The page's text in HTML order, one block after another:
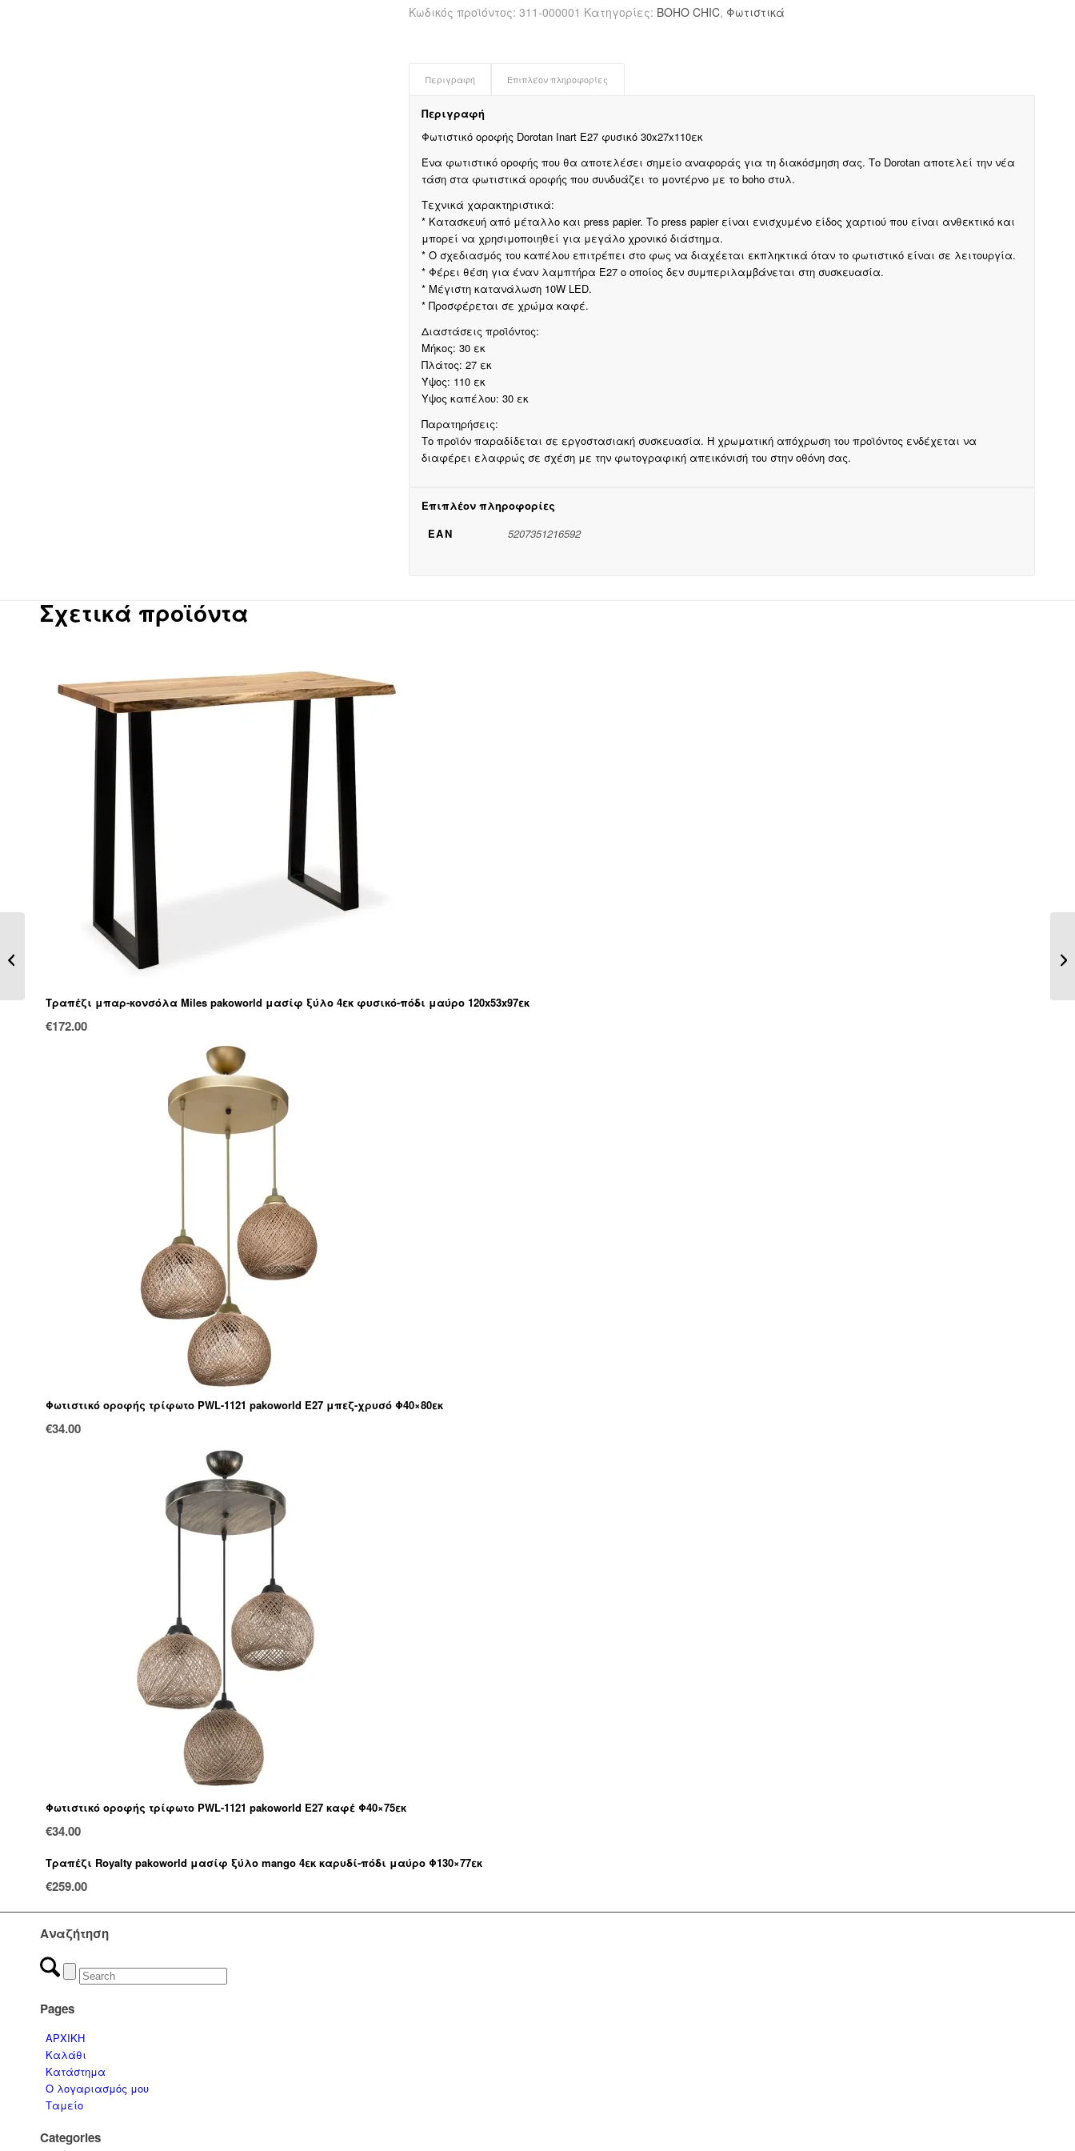
Inart
E27
Κωδικός προϊόντος: 311-000001 Κατηγορίες: BOHO CHIC, Φωτιστικά
Περιγραφή Επιπλέον πληροφορίες
Περιγραφή
Φωτιστικό οροφής Dorotan Inart E27 φυσικό 30x27x110εκ
Ένα φωτιστικό οροφής που θα αποτελέσει σημείο αναφοράς για τη διακόσμηση σας. Το Dorotan αποτελεί την νέα
τάση στα φωτιστικά οροφής που συνδυάζει το μοντέρνο με το boho στυλ.
Τεχνικά χαρακτηριστικά:
* Κατασκευή από μέταλλο και press papier. Το press papier είναι ενισχυμένο είδος χαρτιού που είναι ανθεκτικό και
μπορεί να χρησιμοποιηθεί για μεγάλο χρονικό διάστημα.
* Ο σχεδιασμός του καπέλου επιτρέπει στο φως να διαχέεται εκπληκτικά όταν το φωτιστικό είναι σε λειτουργία.
* Φέρει θέση για έναν λαμπτήρα Ε27 ο οποίος δεν συμπεριλαμβάνεται στη συσκευασία.
* Μέγιστη κατανάλωση 10W LED.
* Προσφέρεται σε χρώμα καφέ.
Διαστάσεις προϊόντος:
Μήκος: 30 εκ
Πλάτος: 27 εκ
Ύψος: 110 εκ
Υψος καπέλου: 30 εκ
Παρατηρήσεις:
Το προϊόν παραδίδεται σε εργοστασιακή συσκευασία. Η χρωματική απόχρωση του προϊόντος ενδέχεται να
διαφέρει ελαφρώς σε σχέση με την φωτογραφική απεικόνισή του στην οθόνη σας.
Επιπλέον πληροφορίες
EAN
5207351216592
Σχετικά προϊόντα
Τραπέζι μπαρ-κονσόλα Miles pakoworld μασίφ ξύλο 4εκ φυσικό-πόδι μαύρο 120x53x97εκ
€172.00
Φωτιστικό οροφής τρίφωτο PWL-1121 pakoworld Ε27 μπεζ-χρυσό Φ40×80εκ
€34.00
Φωτιστικό οροφής τρίφωτο PWL-1121 pakoworld Ε27 καφέ Φ40×75εκ
€34.00
Τραπέζι Royalty pakoworld μασίφ ξύλο mango 4εκ καρυδί-πόδι μαύρο Φ130×77εκ
€259.00
Αναζήτηση
Pages
ΑΡΧΙΚΗ
Καλάθι
Κατάστημα
Ο λογαριασμός μου
Ταμείο
Categories
Φωτιστικό οροφής